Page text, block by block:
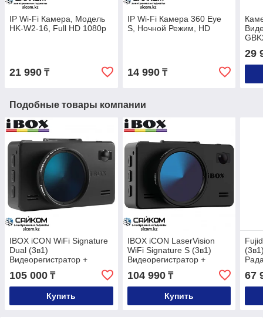
IP Wi-Fi Камера, Модель
HK-W2-16, Full HD 1080p
21 990 ₸
IP Wi-Fi Камера 360 Eye
S, Ночной Режим, HD
14 990₸
29
Подобные товары компании
IBOX iCON WiFi Signature
Dual (3в1)
Видеорегистратор +
Радар - Детектор, Full HD
1920 х 1080p
105 000 ₸
Купить
IBOX iCON LaserVision
WiFi Signature S (3в1)
Видеорегистратор +
104 990₸
Купить
67